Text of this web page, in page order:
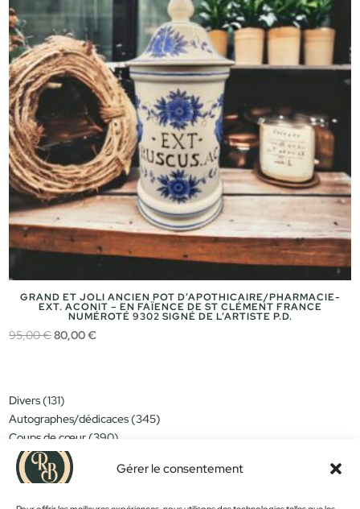
Gérer le consentement
GRAND ET JOLI ANCIEN POT D’APOTHICAIRE/PHARMACIE-
EXT. ACONIT – EN FAÏENCE DE ST CLÉMENT FRANCE
NUMÉROTÉ 9302 SIGNÉ DE L’ARTISTE P.D.
95,00€Le
95,00 €.
80,00€Le
Divers 131131
produits
Autographes/dédicaces 345345
Coups de cœur 390390
Miniatures/jouets
produits
Moins de 15€
produits